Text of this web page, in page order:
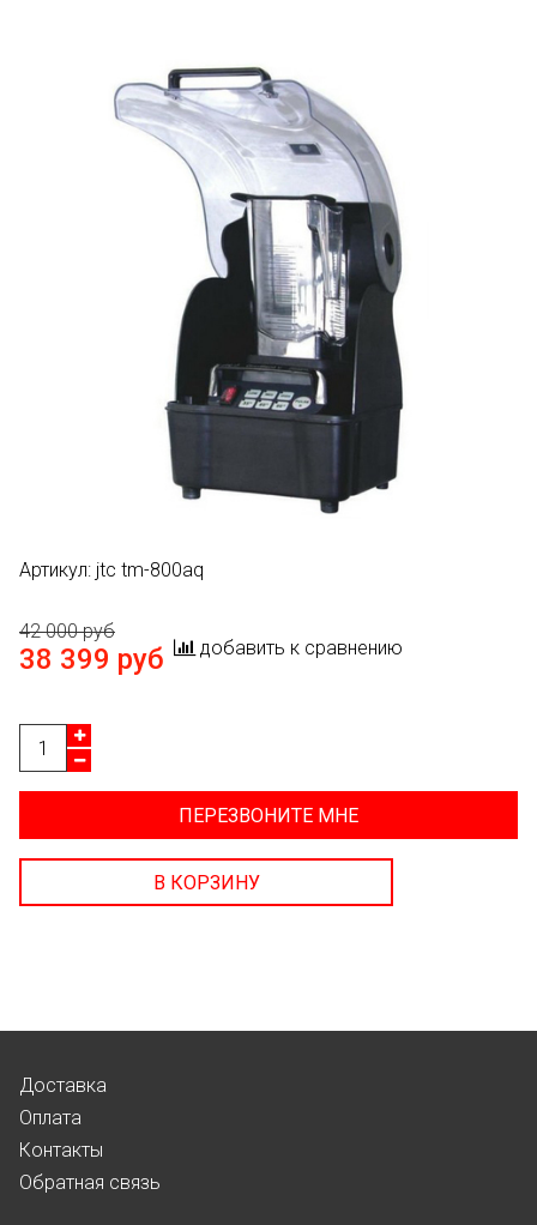
Артикул: jtc tm-800aq
42 000 руб
38 399 руб добавить к сравнению
ПЕРЕЗВОНИТЕ МНЕ
В КОРЗИНУ
Доставка
Оплата
Контакты
Обратная связь